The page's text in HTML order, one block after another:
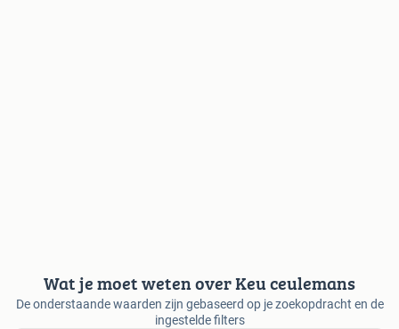
Wat je moet weten over Keu ceulemans
De onderstaande waarden zijn gebaseerd op je zoekopdracht en de
ingestelde filters